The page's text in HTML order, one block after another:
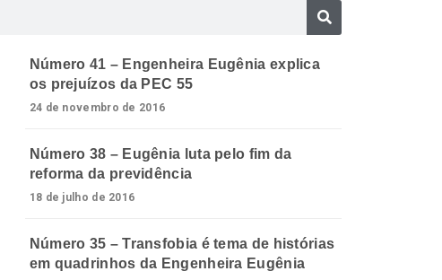
Número 41 – Engenheira Eugênia explica
os prejuízos da PEC 55
24 de novembro de 2016
Número 38 – Eugênia luta pelo fim da
reforma da previdência
18 de julho de 2016
Número 35 – Transfobia é tema de histórias
em quadrinhos da Engenheira Eugênia